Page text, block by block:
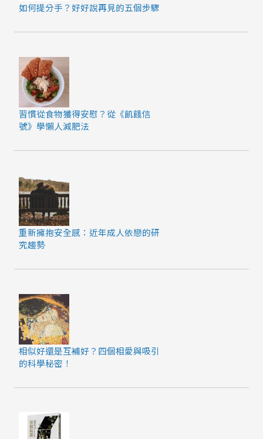
如何提分手？好好說再見的五個步驟
習慣從食物獲得安慰？從《飢餓信
號》學懶人減肥法
重新擁抱安全感：近年成人依戀的研
究趨勢
相似好還是互補好？四個相愛與吸引
的科學秘密！